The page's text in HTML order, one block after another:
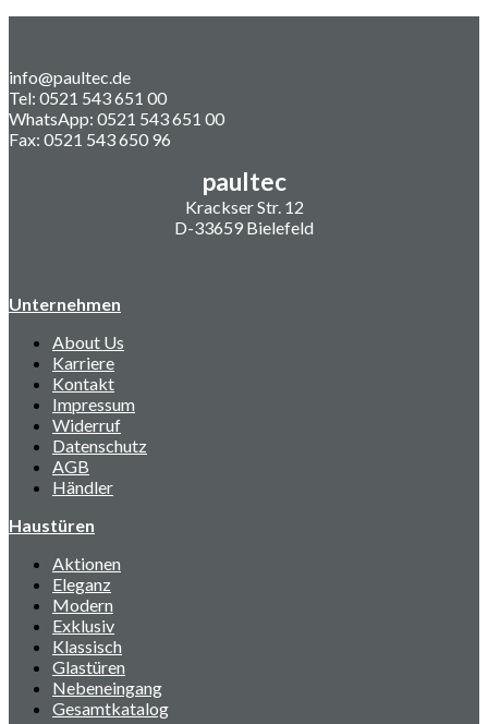
info@paultec.de
Tel: 0521 543 651 00
WhatsApp: 0521 543 651 00
Fax: 0521 543 650 96
paultec
Krackser Str. 12
D-33659 Bielefeld
Unternehmen
About Us
Karriere
Kontakt
Impressum
Widerruf
Datenschutz
AGB
Händler
Haustüren
Aktionen
Eleganz
Modern
Exklusiv
Klassisch
Glastüren
Nebeneingang
Gesamtkatalog